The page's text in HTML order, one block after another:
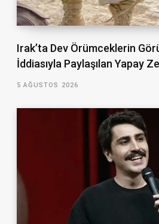
Irak’ta Dev Örümceklerin
İddiasıyla Paylaşılan Yapay
5 AĞUSTOS 2026